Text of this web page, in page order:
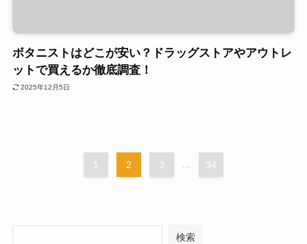
ボタニストはどこが安い？ドラッグストアやアウトレ
ットで買えるか徹底調査！
2025年12月5日
1 2 3 ... 34
検索